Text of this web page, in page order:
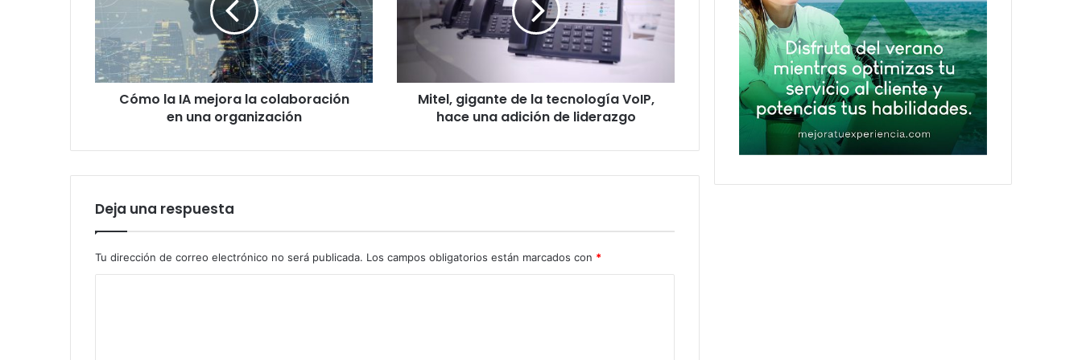
colaboración
en
una
organización
Cómo la IA mejora la colaboración
en una organización
tecnología
VoIP,
hace
adición
liderazgo
Mitel, gigante de la tecnología VoIP,
hace una adición de liderazgo
Deja una respuesta
Tu dirección de correo electrónico no será publicada. Los campos obligatorios están marcados con *